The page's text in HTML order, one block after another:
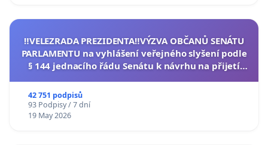
‼️VELEZRADA PREZIDENTA‼️VÝZVA OBČANŮ SENÁTU
PARLAMENTU na vyhlášení veřejného slyšení podle
§ 144 jednacího řádu Senátu k návrhu na přijetí
42 751 podpisů
93 Podpisy / 7 dní
19 May 2026